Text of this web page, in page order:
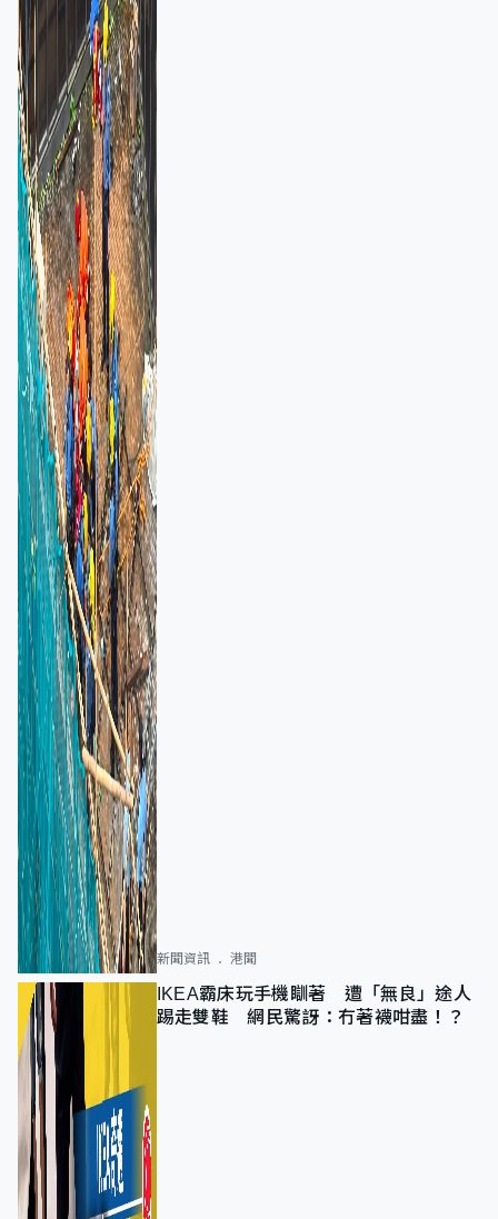
新聞資訊 港聞
IKEA霸床玩手機瞓著 遭「無良」途人
踢走雙鞋 網民驚訝：冇著襪咁盡！？